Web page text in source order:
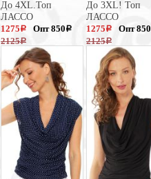
До 4XL.Топ
ЛАССО
1275 a
2125a
Опт 850 a
До 3XL! Топ
ЛАССО
1275 a
2125a
Опт 850